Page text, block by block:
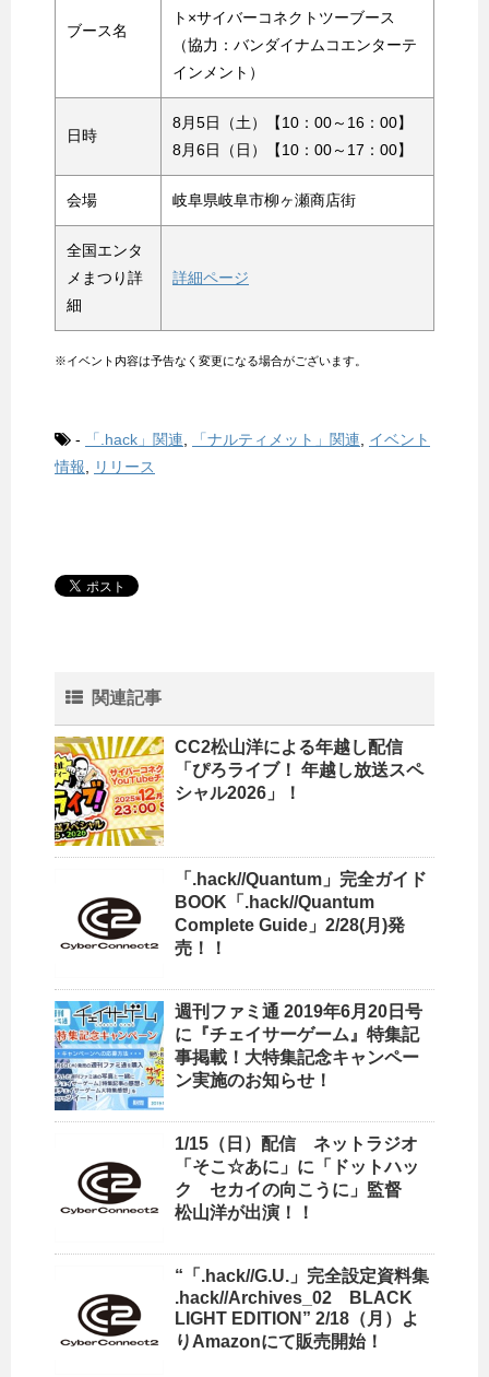
ブース名
ト×サイバーコネクトツーブース
（協力：バンダイナムコエンターテ
インメント）
日時
8月5日（土）【10：00～16：00】
8月6日（日）【10：00～17：00】
会場 岐阜県岐阜市柳ヶ瀬商店街
全国エンタ
メまつり詳
細
詳細ページ
※イベント内容は予告なく変更になる場合がございます。
- 「.hack」関連 「ナルティメット」関連
イベント
情報
リリース
関連記事
CC2松山洋による年越し配信
「ぴろライブ！ 年越し放送スペ
シャル2026」！
「.hack//Quantum」完全ガイド
BOOK「.hack//Quantum
Complete Guide」2/28(月)発
売！！
週刊ファミ通 2019年6月20日号
に『チェイサーゲーム』特集記
事掲載！大特集記念キャンペー
ン実施のお知らせ！
1/15（日）配信 ネットラジオ
「そこ☆あに」に「ドットハッ
ク セカイの向こうに」監督
松山洋が出演！！
“「.hack//G.U.」完全設定資料集
.hack//Archives_02 BLACK
LIGHT EDITION” 2/18（月）よ
りAmazonにて販売開始！